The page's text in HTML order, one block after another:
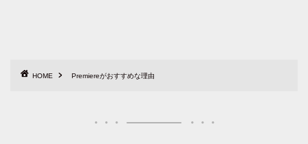
HOME Premiereがおすすめな理由